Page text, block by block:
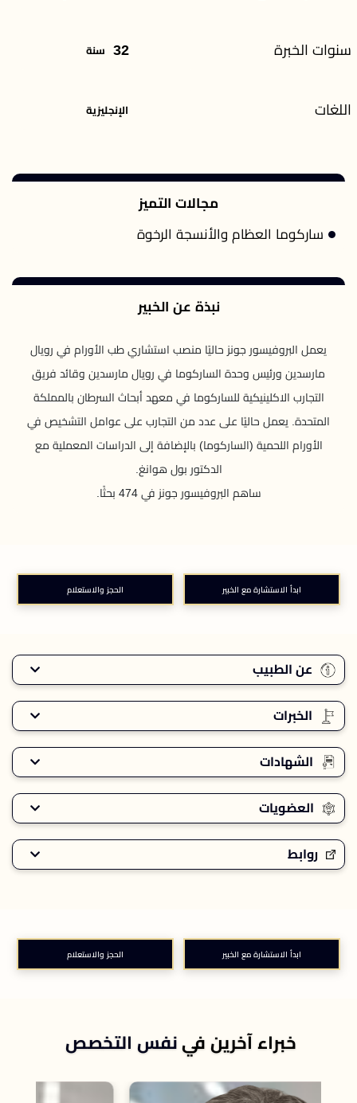
سنوات الخبرة 32 سنة
اللغات الإنجليزية
مجالات التميز
ساركوما العظام والأنسجة الرخوة
نبذة عن الخبير
يعمل البروفيسور جونز حاليًا منصب استشاري طب الأورام في رويال
مارسدين ورئيس وحدة الساركوما في رويال مارسدين وقائد فريق
التجارب الاكلينيكية للساركوما في معهد أبحاث السرطان بالمملكة
المتحدة. يعمل حاليًا على عدد من التجارب على عوامل التشخيص في
الأورام اللحمية (الساركوما) بالإضافة إلى الدراسات المعملية مع
الدكتور بول هوانغ.
ساهم البروفيسور جونز في 474 بحثًا.
ابدأ الاستشارة مع الخبير الحجز والاستعلام
عن الطبيب
الخبرات
الشهادات
العضويات
روابط
ابدأ الاستشارة مع الخبير الحجز والاستعلام
خبراء آخرين في نفس التخصص